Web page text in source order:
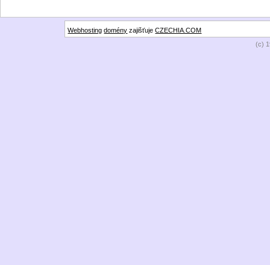
Webhosting domény zajišťujeCZECHIA.COM
(c)